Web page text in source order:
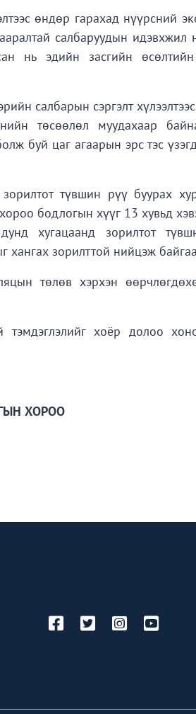
өндөр гарахад нүүрсний
салбаруудын идэвхжил
нь эдийн засгийн өсөлтийн
салбарын сэргэлт
төсөөлөл муудахаар
буй цаг агаарын эрс тэс
түвшин рүү буурах
бодлогын хүүг 13 хувьд
хугацаанд зорилтот
хангах зорилттой нийцэж
төлөв хэрхэн
хоёр долоо
ХОРОО